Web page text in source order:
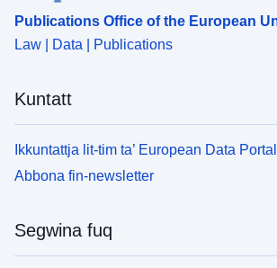
Publications Office of the European
Law | Data | Publications
Kuntatt
Ikkuntattja lit-tim ta’ European Data Portal
Abbona fin-newsletter
Segwina fuq